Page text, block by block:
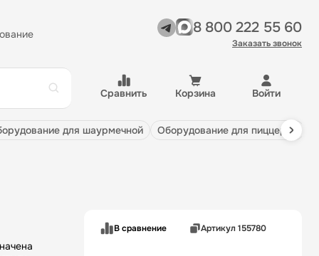
8 800 222 55 60
Заказать звонок
Сравнить Корзина Войти
для шаурмечной оборудование для пиццерии
В сравнение Артикул 155780